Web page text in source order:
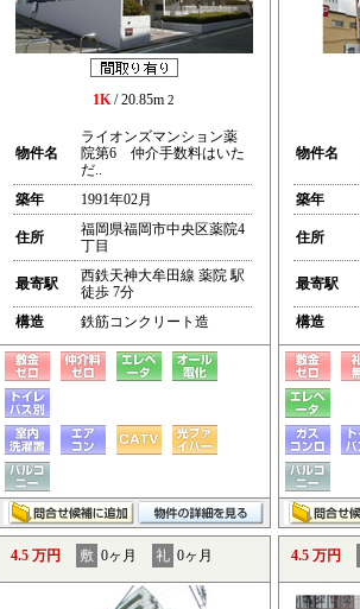
1K/ 20.85m 2
物件名
ライオンズマンション薬
院第6 仲介手数料はいた
だ..
築年
1991年02月
住所
福岡県福岡市中央区薬院4
丁目
最寄駅
西鉄天神大牟田線 薬院 駅
徒歩 7分
構造
鉄筋コンクリート造
物件名
築年
住所
最寄駅
構造
4.5 万円 敷 0ヶ月 礼 0ヶ月 4.5 万円